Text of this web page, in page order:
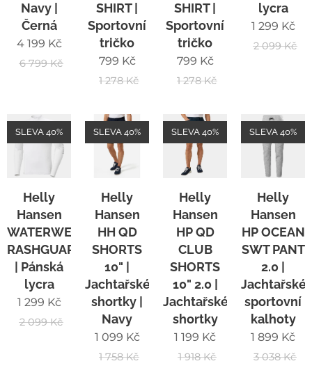
Navy |
Černá
4 199 Kč
6 799Kč
SHIRT |
Sportovní
tričko
799 Kč
1 278Kč
SHIRT |
Sportovní
tričko
799 Kč
1 278Kč
lycra
1 299 Kč
2 099Kč
Helly
Hansen
WATERWEAR
RASHGUARD
| Pánská
lycra
SLEVA 40%
1 299 Kč
2 099Kč
Helly
Hansen
HH QD
SHORTS
10" |
Jachtařské
shortky |
Navy
SLEVA 40%
1 099 Kč
1 758Kč
Helly
Hansen
HP QD
CLUB
SHORTS
10" 2.0 |
Jachtařské
shortky
SLEVA 40%
1 199 Kč
1 918Kč
Helly
Hansen
HP OCEAN
SWT PANT
2.0 |
Jachtařské
sportovní
kalhoty
SLEVA 40%
1 899 Kč
3 038Kč